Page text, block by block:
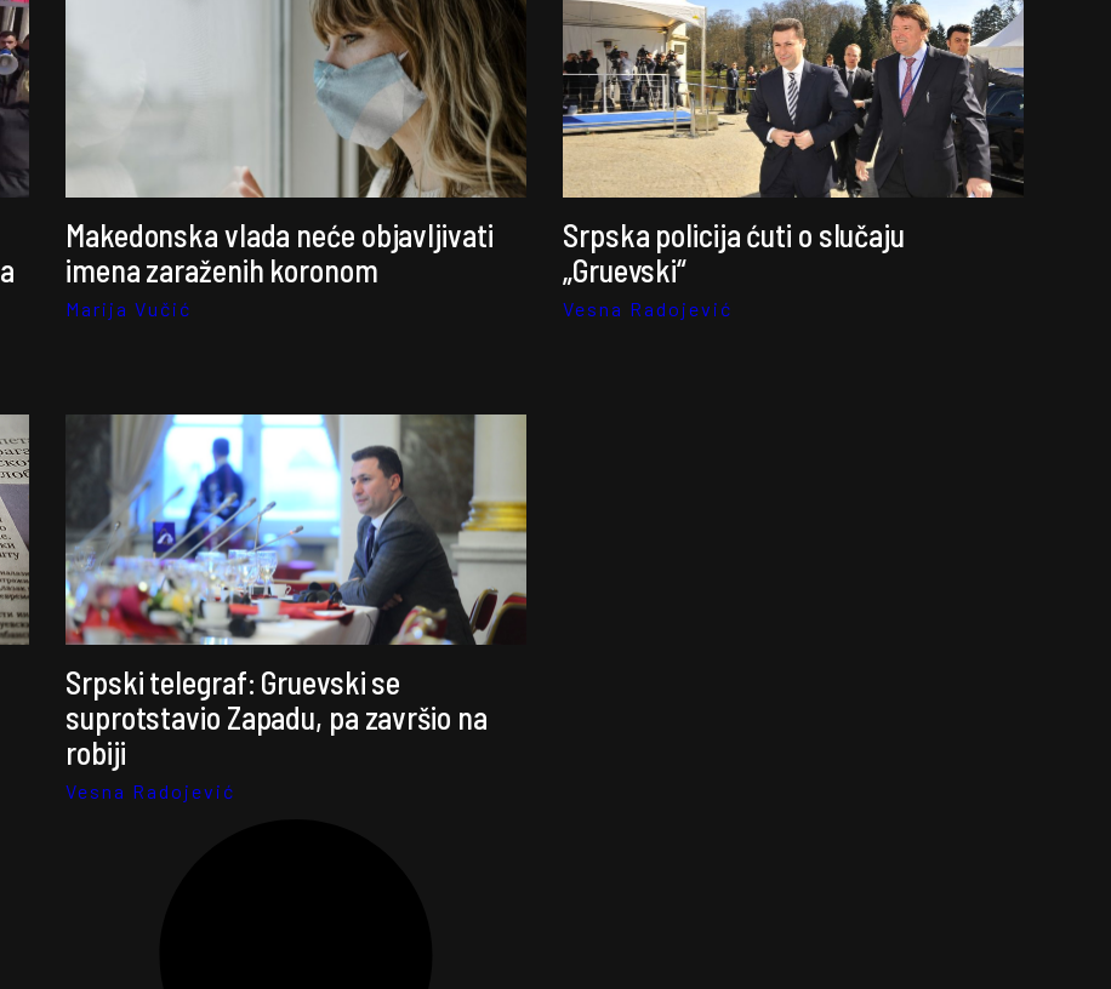
Makedonska vlada neće objavljivati
imena zaraženih koronom
Marija Vučić
Srpska policija ćuti o slučaju
„Gruevski“
Vesna Radojević
Srpski telegraf: Gruevski se
suprotstavio Zapadu, pa završio na
robiji
Vesna Radojević